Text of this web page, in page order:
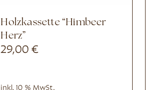
Holzkassette “Himbeer
Herz”
29,00€
inkl. 10 % MwSt.